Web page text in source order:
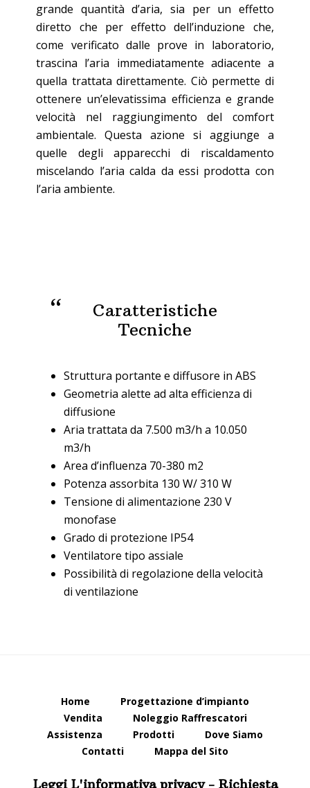
grande quantità d’aria, sia per un effetto
diretto che per effetto dell’induzione che,
come verificato dalle prove in laboratorio,
trascina l’aria immediatamente adiacente a
quella trattata direttamente. Ciò permette di
ottenere un’elevatissima efficienza e grande
velocità nel raggiungimento del comfort
ambientale. Questa azione si aggiunge a
quelle degli apparecchi di riscaldamento
miscelando l’aria calda da essi prodotta con
l’aria ambiente.
Caratteristiche
Tecniche
Struttura portante e diffusore in ABS
Geometria alette ad alta efficienza di
diffusione
Aria trattata da 7.500 m3/h a 10.050
m3/h
Area d’influenza 70-380 m2
Potenza assorbita 130 W/ 310 W
Tensione di alimentazione 230 V
monofase
Grado di protezione IP54
Ventilatore tipo assiale
Possibilità di regolazione della velocità
di ventilazione
Home
Progettazione d’impianto
Vendita
Noleggio Raffrescatori
Assistenza
Prodotti
Dove Siamo
Contatti
Mappa del Sito
Leggi L'informativa privacy- Richiesta